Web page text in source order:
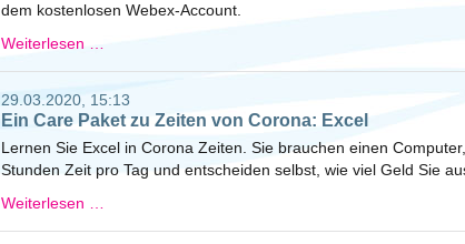
dem kostenlosen Webex-Account.
Weiterlesen …
29.03.2020, 15:13
Ein Care Paket zu Zeiten von Corona: Excel
Lernen Sie Excel in Corona Zeiten. Sie brauchen einen
Stunden Zeit pro Tag und entscheiden selbst, wie viel Geld Sie
Weiterlesen …